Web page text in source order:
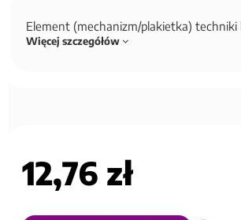
Element (mechanizm/plakietka) techniki
Więcej szczegółów
12,76 zł